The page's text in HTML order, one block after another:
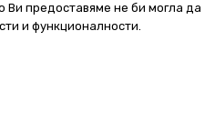
Ви предоставяме не би могла да
и функционалности.